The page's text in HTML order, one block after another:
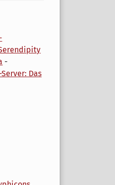
-
Das